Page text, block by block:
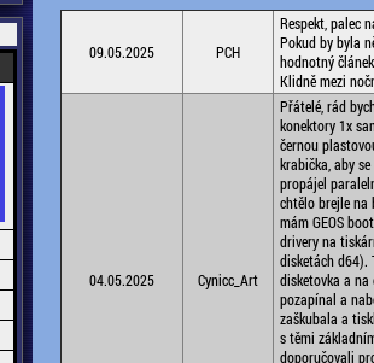
09.05.2025 PCH
Respekt, palec
Pokud by byla
hodnotný
Klidně mezi
04.05.2025 Cynicc_Art
Přátelé, rád
konektory 1x
černou
krabička, aby
propájel
chtělo brejle na
mám GEOS
drivery na
disketách d64).
disketovka a
pozapínal a
zaškubala a
s těmi
doporučovali